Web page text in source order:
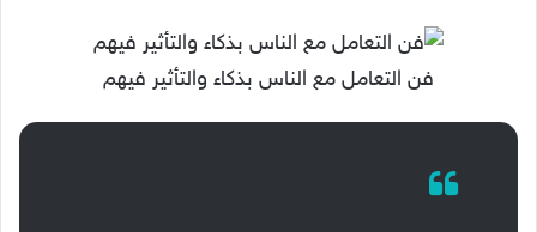
فن التعامل مع الناس بذكاء والتأثير فيهم